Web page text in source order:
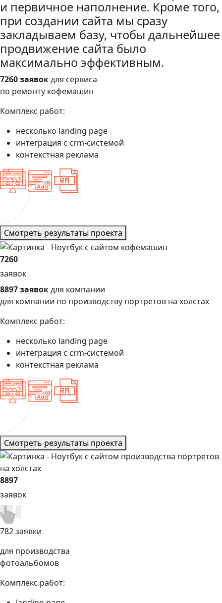
и первичное наполнение. Кроме того,
при создании сайта мы сразу
закладываем базу, чтобы дальнейшее
продвижение сайта было
максимально эффективным.
7260 заявокдля сервиса
по ремонту кофемашин
Комплекс работ:
несколько landing page
интеграция с crm-системой
контекстная реклама
Смотреть результаты проекта
7260
заявок
8897 заявокдля компании
для компании по производству портретов на холстах
Комплекс работ:
несколько landing page
интеграция с crm-системой
контекстная реклама
Смотреть результаты проекта
8897
заявок
782 заявки
для производства
фотоальбомов
Комплекс работ: